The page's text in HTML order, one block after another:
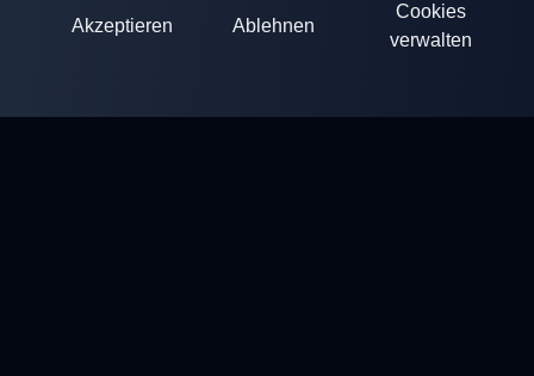
Akzeptieren Ablehnen
Cookies
verwalten